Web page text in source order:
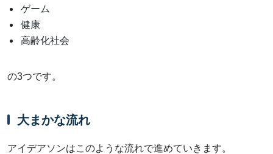
ゲーム
健康
高齢化社会
の3つです。
大まかな流れ
アイデアソンはこのような流れで進めていきます。